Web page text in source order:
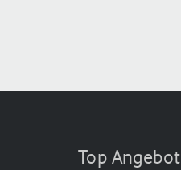
Top